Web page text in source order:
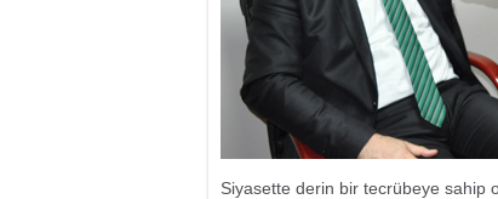
Siyasette derin bir tecrübeye sahip